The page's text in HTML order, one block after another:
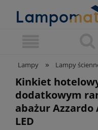
Lampy » Lampy
Kinkiet
dodatkowym
abażur Azzardo
LED